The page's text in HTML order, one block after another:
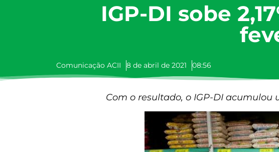
IGP-DI sobe
Comunicação ACII 8 de abril de 2021 08:56
Com o resultado, o IGP-DI acumulou